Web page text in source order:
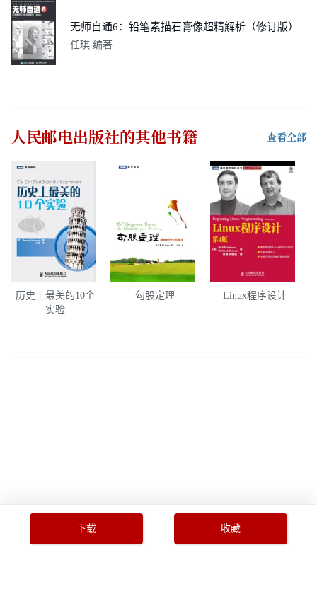
无师自通6：铅笔素描石膏像超精解析（修订版）
任琪 编著
人民邮电出版社的其他书籍 查看全部
历史上最美的10个
实验
勾股定理 Linux程序设计
下载 收藏